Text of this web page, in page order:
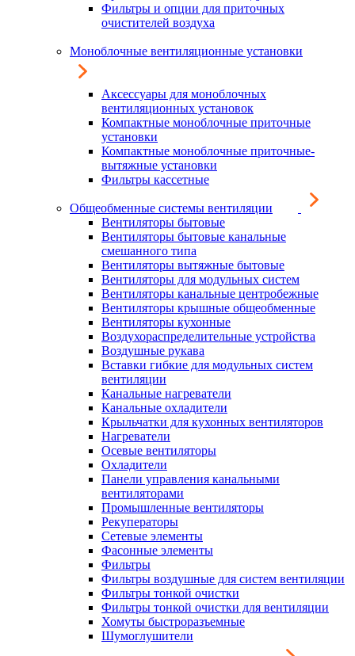
Фильтры и опции для приточных
очистителей воздуха
Моноблочные вентиляционные установки
Аксессуары для моноблочных
вентиляционных установок
Компактные моноблочные приточные
установки
Компактные моноблочные приточные-
вытяжные установки
Фильтры кассетные
Общеобменные системы вентиляции
Вентиляторы бытовые
Вентиляторы бытовые канальные
смешанного типа
Вентиляторы вытяжные бытовые
Вентиляторы для модульных систем
Вентиляторы канальные центробежные
Вентиляторы крышные общеобменные
Вентиляторы кухонные
Воздухораспределительные устройства
Воздушные рукава
Вставки гибкие для модульных систем
вентиляции
Канальные нагреватели
Канальные охладители
Крыльчатки для кухонных вентиляторов
Нагреватели
Осевые вентиляторы
Охладители
Панели управления канальными
вентиляторами
Промышленные вентиляторы
Рекуператоры
Сетевые элементы
Фасонные элементы
Фильтры
Фильтры воздушные для систем вентиляции
Фильтры тонкой очистки
Фильтры тонкой очистки для вентиляции
Хомуты быстроразъемные
Шумоглушители